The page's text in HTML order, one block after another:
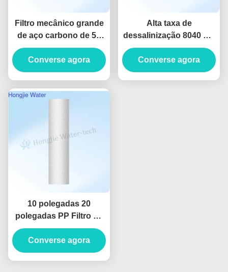
Filtro mecânico grande
de aço carbono de 50
T/H para remoção de
íons de ferro e
manganês
Converse agora
Alta taxa de
dessalinização 8040 RO
elemento de membrana
com 99% de rejeição de
sal
Converse agora
10 polegadas 20
polegadas PP Filtro de
Carbono Ativado de
Cobre de Algodão para
Sistema de Filtragem de
Converse agora